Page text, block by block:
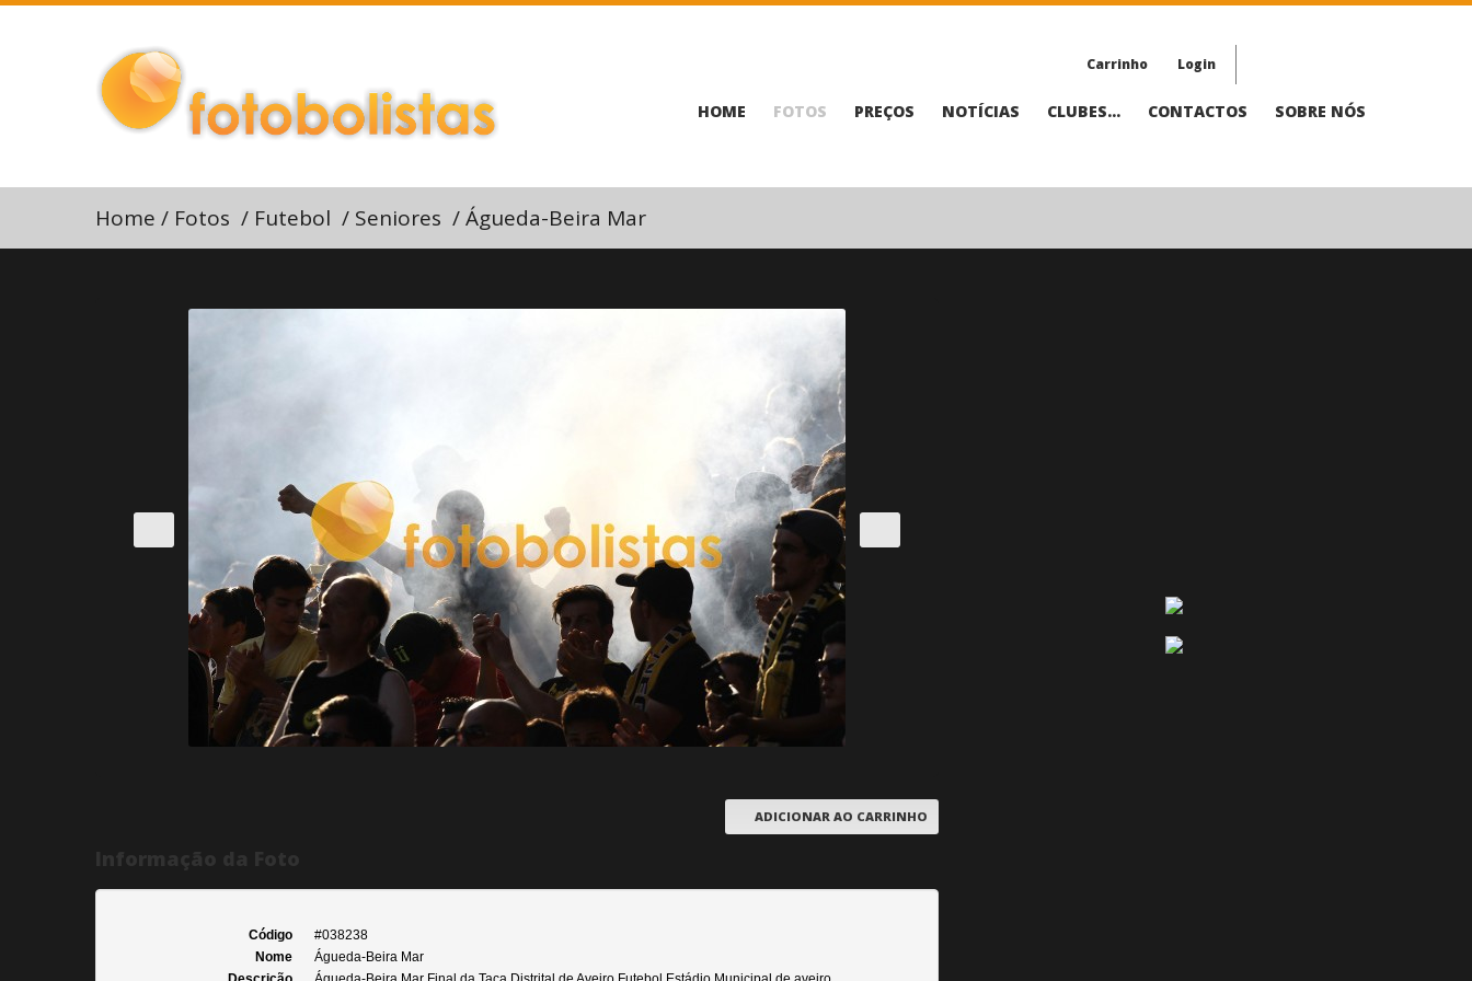
Carrinho Login
HOME FOTOS PREÇOS NOTÍCIAS CLUBES... CONTACTOS SOBRE NÓS
Home / Fotos / Futebol / Seniores /Águeda-Beira Mar
ADICIONAR AO CARRINHO
Código
#038238
Nome
Águeda-Beira Mar